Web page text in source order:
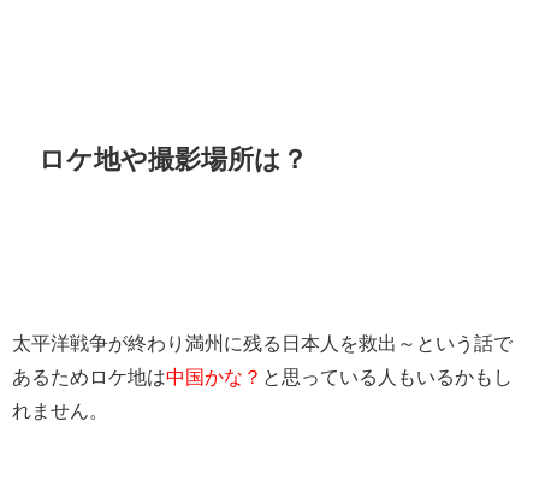
ロケ地や撮影場所は？
太平洋戦争が終わり満州に残る日本人を救出～という話で
あるためロケ地は中国かな？ と思っている人もいるかもし
れません。